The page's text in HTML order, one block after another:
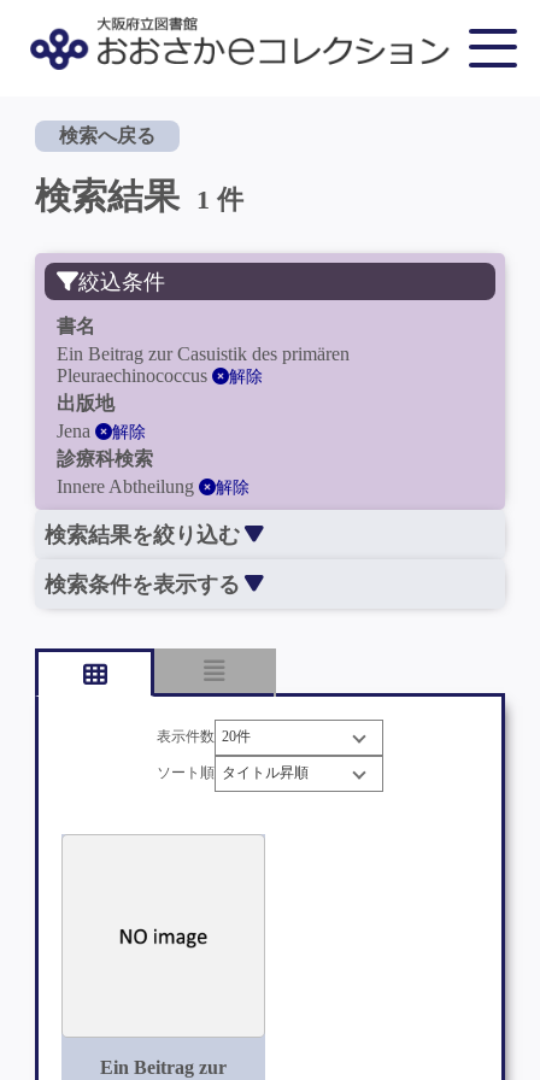
検索へ戻る
検索結果 1 件
絞込条件
書名
Ein Beitrag zur Casuistik des primären
Pleuraechinococcus
解除
出版地
Jena
解除
診療科検索
Innere Abtheilung
解除
検索結果を絞り込む
検索条件を表示する
表示件数
ソート順
Ein Beitrag zur